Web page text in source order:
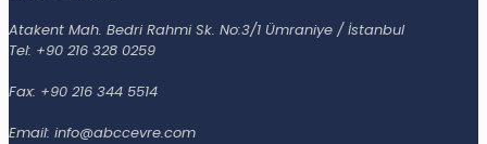
Atakent Mah. Bedri Rahmi Sk. No:3/1 Ümraniye / İstanbul
Tel: +90 216 328 0259
Fax: +90 216 344 5514
Email: info@abccevre.com